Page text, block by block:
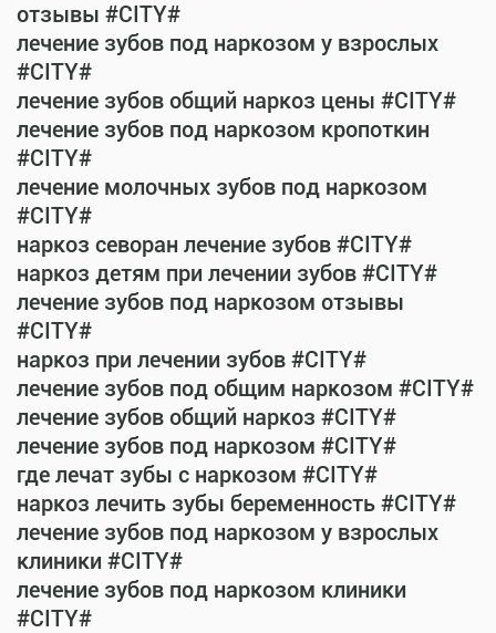
отзывы #CITY#
лечение зубов под наркозом у взрослых
#CITY#
лечение зубов общий наркоз цены #CITY#
лечение зубов под наркозом кропоткин
#CITY#
лечение молочных зубов под наркозом
#CITY#
наркоз севоран лечение зубов #CITY#
наркоз детям при лечении зубов #CITY#
лечение зубов под наркозом отзывы
#CITY#
наркоз при лечении зубов #CITY#
лечение зубов под общим наркозом #CITY#
лечение зубов общий наркоз #CITY#
лечение зубов под наркозом #CITY#
где лечат зубы с наркозом #CITY#
наркоз лечить зубы беременность #CITY#
лечение зубов под наркозом у взрослых
клиники #CITY#
лечение зубов под наркозом клиники
#CITY#